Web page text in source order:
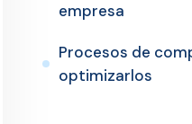
empresa
Procesos de
optimizarlos